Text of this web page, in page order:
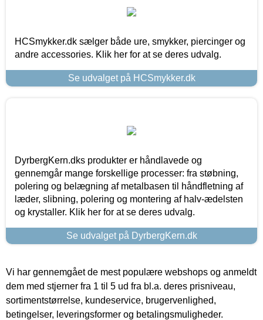
HCSmykker.dk sælger både ure, smykker, piercinger og
andre accessories. Klik her for at se deres udvalg.
Se udvalget på HCSmykker.dk
DyrbergKern.dks produkter er håndlavede og
gennemgår mange forskellige processer: fra støbning,
polering og belægning af metalbasen til håndfletning af
læder, slibning, polering og montering af halv-ædelsten
og krystaller. Klik her for at se deres udvalg.
Se udvalget på DyrbergKern.dk
Vi har gennemgået de mest populære webshops og anmeldt
dem med stjerner fra 1 til 5 ud fra bl.a. deres prisniveau,
sortimentstørrelse, kundeservice, brugervenlighed,
betingelser, leveringsformer og betalingsmuligheder.